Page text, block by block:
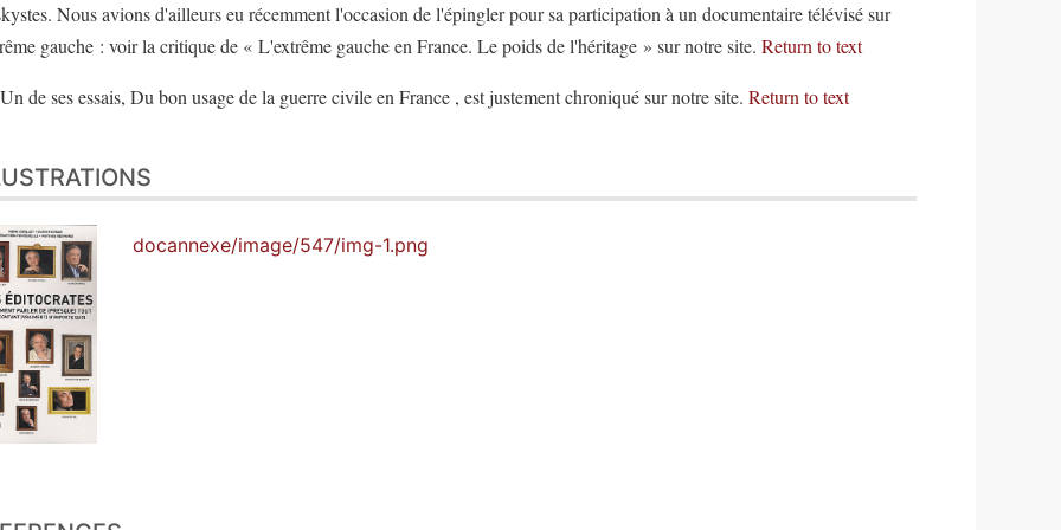
Nous avions d'ailleurs eu récemment l'occasion de l'épingler pour sa participation à un documentaire télévisé sur
gauche : voir la critique de « L'extrême gauche en France. Le poids de l'héritage » sur notre site. Return to text
de ses essais, Du bon usage de la guerre civile en France , est justement chroniqué sur notre site. Return to text
docannexe/image/547/img-1.png